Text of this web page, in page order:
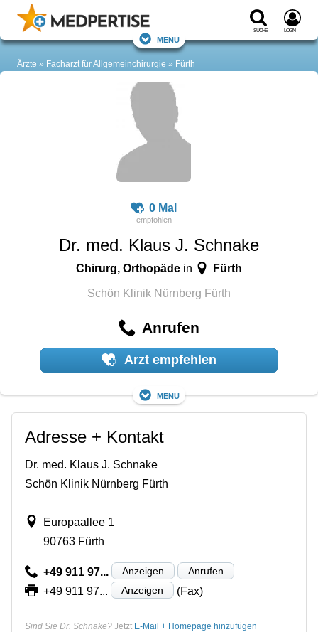
Suche Login
Menü
Ärzte Facharzt für Allgemeinchirurgie Fürth
0 Mal
Dr. med. Klaus J. Schnake
Chirurg, Orthopädein Fürth
Schön Klinik Nürnberg Fürth
Anrufen
Arzt empfehlen
Menü
Adresse + Kontakt
Dr. med. Klaus J. Schnake
Schön Klinik Nürnberg Fürth
Europaallee 1
90763 Fürth
+49 911 97... Anzeigen Anrufen
+49 911 97... Anzeigen (Fax)
Sind Sie Dr. Schnake? Jetzt E-Mail + Homepage hinzufügen